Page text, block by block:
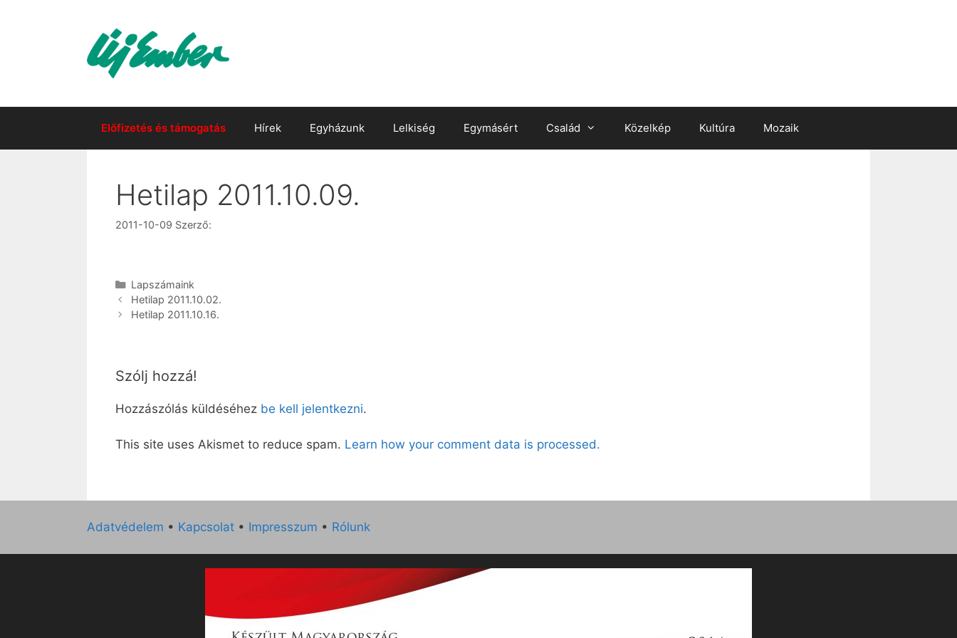
Előfizetés és támogatás Hírek Egyházunk Lelkiség Egymásért Család Közelkép Kultúra Mozaik
Hetilap 2011.10.09.
2011-10-09 Szerző:
Kategória
Lapszámaink
Hetilap 2011.10.02.
Hetilap 2011.10.16.
Szólj hozzá!
Hozzászólás küldéséhez be kell jelentkezni.
This site uses Akismet to reduce spam. Learn how your comment data is processed.
Adatvédelem • Kapcsolat • Impresszum • Rólunk